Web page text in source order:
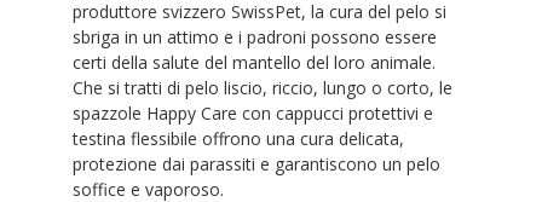
produttore svizzero SwissPet, la cura del pelo si
sbriga in un attimo e i padroni possono essere
certi della salute del mantello del loro animale.
Che si tratti di pelo liscio, riccio, lungo o corto, le
spazzole Happy Care con cappucci protettivi e
testina flessibile offrono una cura delicata,
protezione dai parassiti e garantiscono un pelo
soffice e vaporoso.